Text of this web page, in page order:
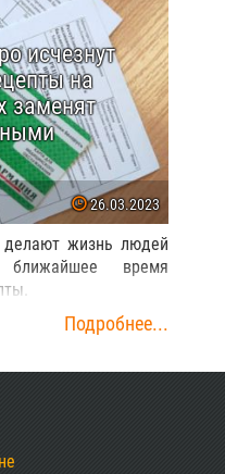
исчезнут
на
заменят
26.03.2023
делают жизнь людей
время
Подробнее...